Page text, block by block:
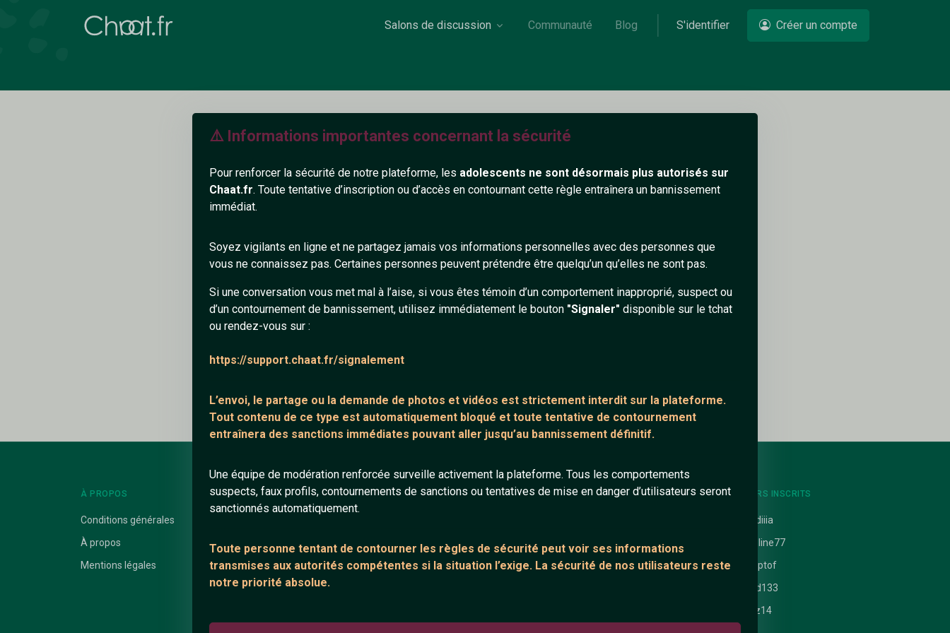
⚠️ Informations importantes concernant la sécurité
Pour renforcer la sécurité de notre plateforme, les adolescents ne sont désormais plus autorisés sur
Chaat.fr. Toute tentative d’inscription ou d’accès en contournant cette règle entraînera un bannissement
immédiat.
Soyez vigilants en ligne et ne partagez jamais vos informations personnelles avec des personnes que
vous ne connaissez pas. Certaines personnes peuvent prétendre être quelqu’un qu’elles ne sont pas.
Si une conversation vous met mal à l’aise, si vous êtes témoin d’un comportement inapproprié, suspect ou
d’un contournement de bannissement, utilisez immédiatement le bouton "Signaler" disponible sur le tchat
ou rendez-vous sur :
https://support.chaat.fr/signalement
L’envoi, le partage ou la demande de photos et vidéos est strictement interdit sur la plateforme.
Tout contenu de ce type est automatiquement bloqué et toute tentative de contournement
entraînera des sanctions immédiates pouvant aller jusqu’au bannissement définitif.
Une équipe de modération renforcée surveille activement la plateforme. Tous les comportements
suspects, faux profils, contournements de sanctions ou tentatives de mise en danger d’utilisateurs seront
sanctionnés automatiquement.
Toute personne tentant de contourner les règles de sécurité peut voir ses informations
transmises aux autorités compétentes si la situation l’exige. La sécurité de nos utilisateurs reste
notre priorité absolue.
Salons de discussion Communauté Blog S'identifier Créer un compte
Anselandre
45 ans Ile de France
Ajouter un commentaire (0)
À PROPOS
Conditions générales
À propos
Mentions légales
LIENS UTILES
Salons de discussion
Communauté
ANNEXE
Support IRC
ARTICLES RÉCENTS
Chat en ligne
Témoignage de nathanaelle
DERNIERS INSCRITS
claudiiia
Caroline77
tiptaptof
Walid133
Dzdz14